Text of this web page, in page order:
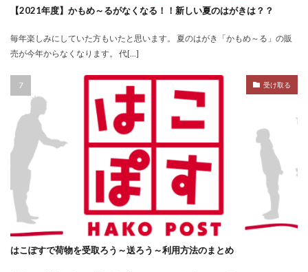
【2021年度】かもめ～るがなくなる！！新しい夏のはがきは？？
毎年楽しみにしていた方もいたと思います。 夏のはがき「かもめ～る」の販
売が今年からなくなります。 代[…]
受け取る
はこぽすで荷物を受取ろう～送ろう～利用方法のまとめ